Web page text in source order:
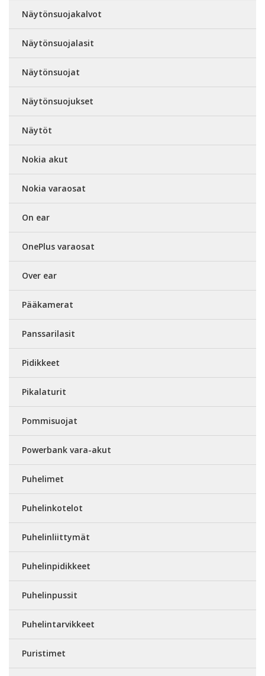
Näytönsuojakalvot
Näytönsuojalasit
Näytönsuojat
Näytönsuojukset
Näytöt
Nokia akut
Nokia varaosat
On ear
OnePlus varaosat
Over ear
Pääkamerat
Panssarilasit
Pidikkeet
Pikalaturit
Pommisuojat
Powerbank vara-akut
Puhelimet
Puhelinkotelot
Puhelinliittymät
Puhelinpidikkeet
Puhelinpussit
Puhelintarvikkeet
Puristimet